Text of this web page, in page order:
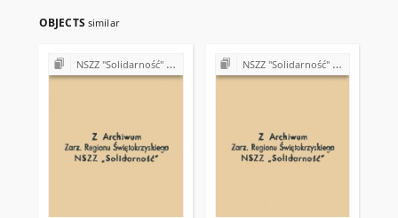
OBJECTS similar
NSZZ "Solidarność" w Zespole Opieki Zdrowotnej w Kazimierzy Wielkiej NSZZ "Solidarność" w Zespole Opieki Zdrowotnej w Kazimierzy Wielkiej